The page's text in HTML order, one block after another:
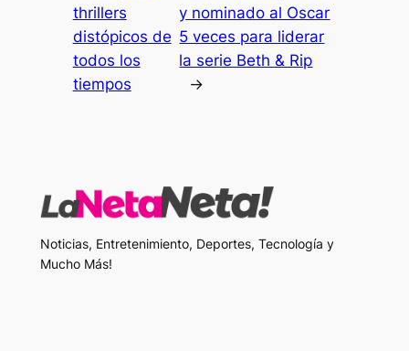
thrillers
distópicos de
todos los
tiempos
y nominado al Oscar
5 veces para liderar
la serie Beth & Rip
→
Noticias, Entretenimiento, Deportes, Tecnología y
Mucho Más!